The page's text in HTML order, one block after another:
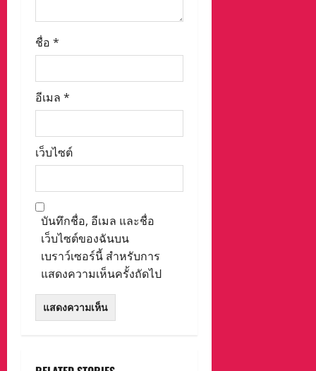
ชื่อ *
อีเมล *
เว็บไซต์
บันทึกชื่อ, อีเมล และชื่อ
เว็บไซต์ของฉันบน
เบราว์เซอร์นี้ สำหรับการ
แสดงความเห็นครั้งถัดไป